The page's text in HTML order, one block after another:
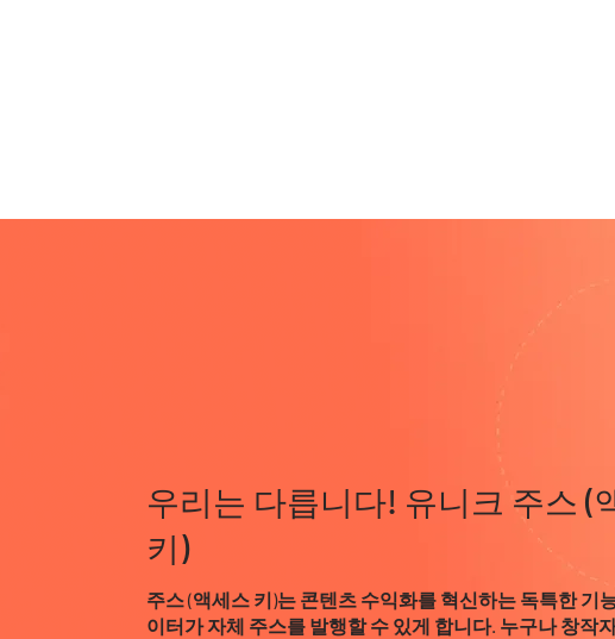
우리는 다릅니다! 유니크 주스 (
키)
주스 (액세스 키)는 콘텐츠 수익화를 혁신하는 독특한 기
이터가 자체 주스를 발행할 수 있게 합니다. 누구나 창작